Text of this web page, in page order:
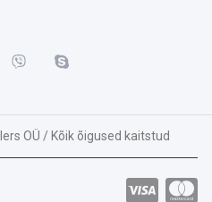
OÜ / Kõik õigused kaitstud